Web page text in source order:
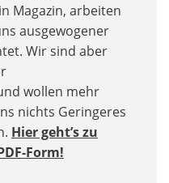
Magazin, arbeiten
ausgewogener
Wir sind aber
wollen mehr
nichts Geringeres
Hier geht’s zu
Form!